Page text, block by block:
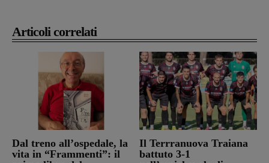
Articoli correlati
Dal treno all’ospedale, la
vita in “Frammenti”: il
Il Terrranuova Traiana
battuto 3-1